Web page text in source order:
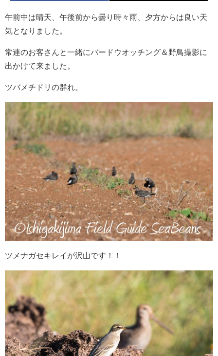
午前中は晴天、午後前から曇り時々雨、夕方からは良い天
気となりました。
常連のお客さんと一緒にバードウオッチング＆野鳥撮影に
出かけて来ました。
ツバメチドリの群れ。
ツメナガセキレイが沢山です！！